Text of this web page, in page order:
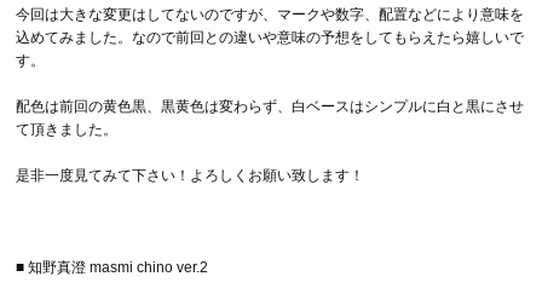
今回は大きな変更はしてないのですが、マークや数字、配置などにより意味を
込めてみました。なので前回との違いや意味の予想をしてもらえたら嬉しいで
す。
配色は前回の黄色黒、黒黄色は変わらず、白ベースはシンプルに白と黒にさせ
て頂きました。
是非一度見てみて下さい！よろしくお願い致します！
■ 知野真澄 masmi chino ver.2